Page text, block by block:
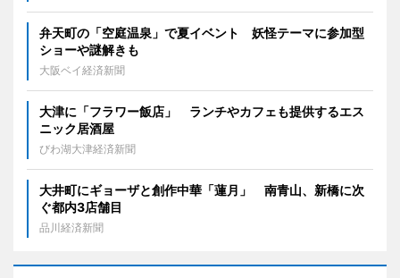
弁天町の「空庭温泉」で夏イベント 妖怪テーマに参加型
ショーや謎解きも
大阪ベイ経済新聞
大津に「フラワー飯店」 ランチやカフェも提供するエス
ニック居酒屋
びわ湖大津経済新聞
大井町にギョーザと創作中華「蓮月」 南青山、新橋に次
ぐ都内3店舗目
品川経済新聞